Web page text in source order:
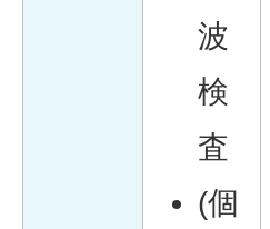
波
検
査
(個